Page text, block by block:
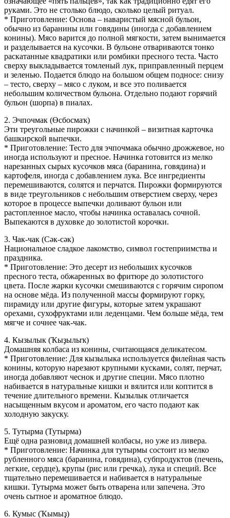
руками. Это не столько блюдо, сколько целый ритуал.
* Приготовление: Основа – наваристый мясной бульон,
обычно из баранины или говядины (иногда с добавлением
конины). Мясо варится до полной мягкости, затем вынимается
и разделывается на кусочки. В бульоне отвариваются тонко
раскатанные квадратики или ромбики пресного теста. Часто
сверху выкладывается томленый лук, приправленный перцем
и зеленью. Подается блюдо на большом общем подносе: снизу
– тесто, сверху – мясо с луком, и все это поливается
небольшим количеством бульона. Отдельно подают горячий
бульон (шорпа) в пиалах.
2. Эчпочмак (Өсбосмаҡ)
Эти треугольные пирожки с начинкой – визитная карточка
башкирской выпечки.
* Приготовление: Тесто для эчпочмака обычно дрожжевое, но
иногда используют и пресное. Начинка готовится из мелко
нарезанных сырых кусочков мяса (баранина, говядина) и
картофеля, иногда с добавлением лука. Все ингредиенты
перемешиваются, солятся и перчатся. Пирожки формируются
в виде треугольников с небольшим отверстием сверху, через
которое в процессе выпечки доливают бульон или
растопленное масло, чтобы начинка оставалась сочной.
Выпекаются в духовке до золотистой корочки.
3. Чак-чак (Сәк-сәк)
Национальное сладкое лакомство, символ гостеприимства и
праздника.
* Приготовление: Это десерт из небольших кусочков
пресного теста, обжаренных во фритюре до золотистого
цвета. После жарки кусочки смешиваются с горячим сиропом
на основе мёда. Из полученной массы формируют горку,
пирамиду или другие фигуры, которые затем украшают
орехами, сухофруктами или леденцами. Чем больше мёда, тем
мягче и сочнее чак-чак.
4. Кызылык (Ҡыҙылыҡ)
Домашняя колбаса из конины, считающаяся деликатесом.
* Приготовление: Для кызылыка используется филейная часть
конины, которую нарезают крупными кусками, солят, перчат,
иногда добавляют чеснок и другие специи. Мясо плотно
набивается в натуральные кишки и вялится или коптится в
течение длительного времени. Кызылык отличается
насыщенным вкусом и ароматом, его часто подают как
холодную закуску.
5. Тутырма (Тутырма)
Ещё одна разновид домашней колбасы, но уже из ливера.
* Приготовление: Начинка для тутырмы состоит из мелко
рубленного мяса (баранина, говядина), субпродуктов (печень,
легкие, сердце), крупы (рис или гречка), лука и специй. Все
тщательно перемешивается и набивается в натуральные
кишки. Тутырма может быть отварена или запечена. Это
очень сытное и ароматное блюдо.
6. Кумыс (Ҡымыҙ)